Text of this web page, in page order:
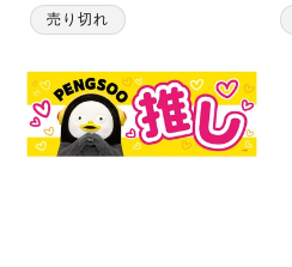
売り切れ